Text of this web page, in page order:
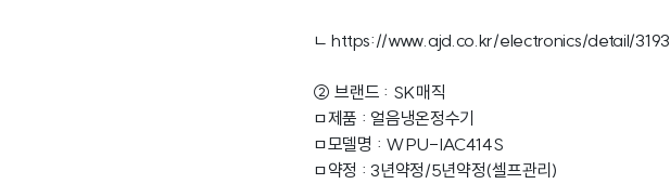
ㄴhttps://www.ajd.co.kr/electronics/detail/3193
② 브랜드 : SK매직
ㅁ제품 : 얼음냉온정수기
ㅁ모델명 : WPU-IAC414S
ㅁ약정 : 3년약정/5년약정(셀프관리)